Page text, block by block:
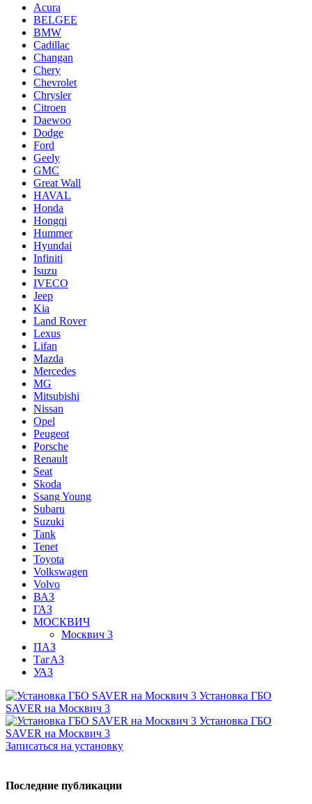
Acura
BELGEE
BMW
Cadillac
Changan
Chery
Chevrolet
Chrysler
Citroen
Daewoo
Dodge
Ford
Geely
GMC
Great Wall
HAVAL
Honda
Hongqi
Hummer
Hyundai
Infiniti
Isuzu
IVECO
Jeep
Kia
Land Rover
Lexus
Lifan
Mazda
Mercedes
MG
Mitsubishi
Nissan
Opel
Peugeot
Porsche
Renault
Seat
Skoda
Ssang Young
Subaru
Suzuki
Tank
Tenet
Toyota
Volkswagen
Volvo
ВАЗ
ГАЗ
МОСКВИЧ
Москвич 3
ПАЗ
ТагАЗ
УАЗ
Установка ГБО
SAVER на Москвич 3
Установка ГБО
SAVER на Москвич 3
Записаться на установку
Последние публикации